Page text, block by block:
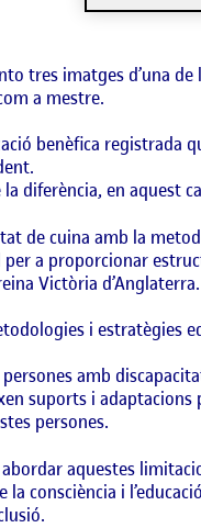
tres imatges d’una
a mestre.
benèfica registrada
diferència, en aquest
de cuina amb la
a proporcionar
Victòria d’Anglaterra.
i estratègies
amb
suports i
persones.
aquestes
consciència i